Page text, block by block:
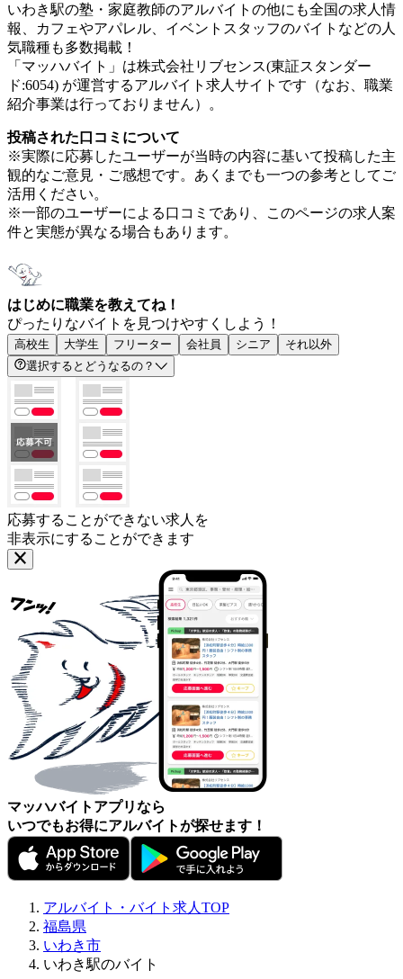
いわき駅の塾・家庭教師のアルバイトの他にも全国の求人情
報、カフェやアパレル、イベントスタッフのバイトなどの人
気職種も多数掲載！
「マッハバイト」は株式会社リブセンス(東証スタンダー
ド:6054) が運営するアルバイト求人サイトです（なお、職業
紹介事業は行っておりません）。
投稿された口コミについて
※実際に応募したユーザーが当時の内容に基いて投稿した主
観的なご意見・ご感想です。あくまでも一つの参考としてご
活用ください。
※一部のユーザーによる口コミであり、このページの求人案
件と実態が異なる場合もあります。
はじめに職業を教えてね！
ぴったりなバイトを見つけやすくしよう！
高校生 大学生 フリーター 会社員 シニア
それ以外
選択するとどうなるの？
応募することができない求人を
非表示にすることができます
マッハバイトアプリなら
いつでもお得にアルバイトが探せます！
アルバイト・バイト求人TOP
福島県
いわき市
いわき駅のバイト